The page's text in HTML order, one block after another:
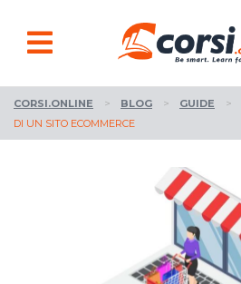
CORSI.ONLINE > BLOG > GUIDE >
DI UN SITO ECOMMERCE